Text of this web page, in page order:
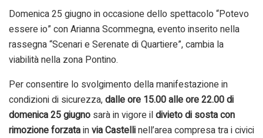
Domenica 25 giugno in occasione dello spettacolo “Potevo
essere io” con Arianna Scommegna, evento inserito nella
rassegna “Scenari e Serenate di Quartiere”, cambia la
viabilità nella zona Pontino.
Per consentire lo svolgimento della manifestazione in
condizioni di sicurezza,dalle ore 15.00 alle ore 22.00 di
domenica 25 giugno sarà in vigore ildivieto di sosta con
rimozione forzatainvia Castellinell’area compresa tra i civici